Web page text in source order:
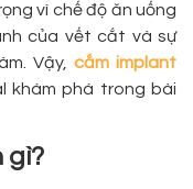
vì chế độ ăn uống
của vết cắt và sự
Vậy,cắm implant
khám phá trong bài
gì?